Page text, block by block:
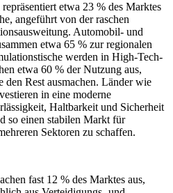
etwa 23 % des Marktes
angeführt von der raschen
Automobil- und
etwa 65 % zur regionalen
werden in High-Tech-
etwa 60 % der Nutzung aus,
den Rest ausmachen. Länder wie
in eine moderne
Haltbarkeit und Sicherheit
so einen stabilen Markt für
Sektoren zu schaffen.
fast 12 % des Marktes aus,